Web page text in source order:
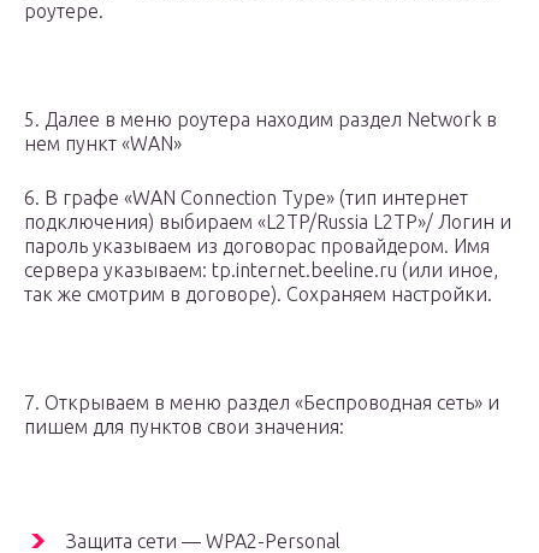
роутере.
5. Далее в меню роутера находим раздел Network в
нем пункт «WAN»
6. В графе «WAN Connection Type» (тип интернет
подключения) выбираем «L2TP/Russia L2TP»/ Логин и
пароль указываем из договорас провайдером. Имя
сервера указываем: tp.internet.beeline.ru (или иное,
так же смотрим в договоре). Сохраняем настройки.
7. Открываем в меню раздел «Беспроводная сеть» и
пишем для пунктов свои значения:
Защита сети — WPA2-Personal